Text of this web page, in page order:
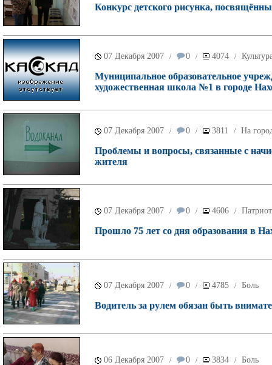
Конкурс детского рисунка,
07 Декабря 2007 / 0 / 4074 /
Муниципальное образовательное
художественная школа №1 в городе
07 Декабря 2007 / 0 / 3811 / На
Проблемы и вопросы, связанные с
жителя
07 Декабря 2007 / 0 / 4606 / Патриот
Прошло 75 лет со дня образования в
07 Декабря 2007 / 0 / 4785 / Боль
Водитель за рулем обязан быть
06 Декабря 2007 / 0 / 3834 / Боль